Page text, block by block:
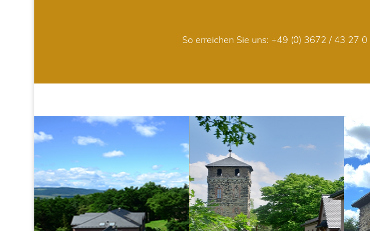
So erreichen Sie uns: +49 (0) 3672 / 43 27 0
HOTEL RESTAURANT